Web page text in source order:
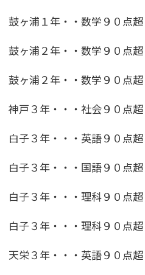
鼓ヶ浦１年・・数学９０点超
鼓ヶ浦２年・・数学９０点超
鼓ヶ浦２年・・数学９０点超
神戸３年・・・社会９０点超
白子３年・・・英語９０点超
白子３年・・・国語９０点超
白子３年・・・理科９０点超
白子３年・・・理科９０点超
天栄３年・・・英語９０点超